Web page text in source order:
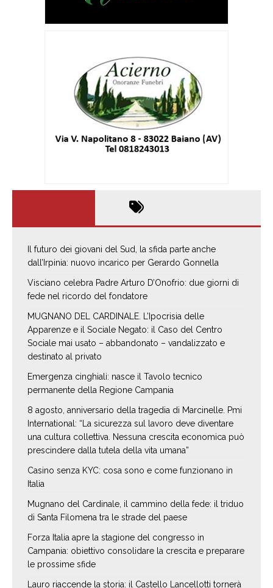
Il futuro dei giovani del Sud, la sfida parte anche
dall’Irpinia: nuovo incarico per Gerardo Gonnella
Visciano celebra Padre Arturo D’Onofrio: due giorni di
fede nel ricordo del fondatore
MUGNANO DEL CARDINALE. L’Ipocrisia delle
Apparenze e il Sociale Negato: il Caso del Centro
Sociale mai usato – abbandonato – vandalizzato e
destinato al privato
Emergenza cinghiali: nasce il Tavolo tecnico
permanente della Regione Campania
8 agosto, anniversario della tragedia di Marcinelle. Pmi
International: “La sicurezza sul lavoro deve diventare
una cultura collettiva. Nessuna crescita economica può
prescindere dalla tutela della vita umana”
Casino senza KYC: cosa sono e come funzionano in
Italia
Mugnano del Cardinale, il cammino della fede: il triduo
di Santa Filomena tra le strade del paese
Forza Italia apre la stagione del congresso in
Campania: obiettivo consolidare la crescita e preparare
le prossime sfide
Lauro riaccende la storia: il Castello Lancellotti tornerà